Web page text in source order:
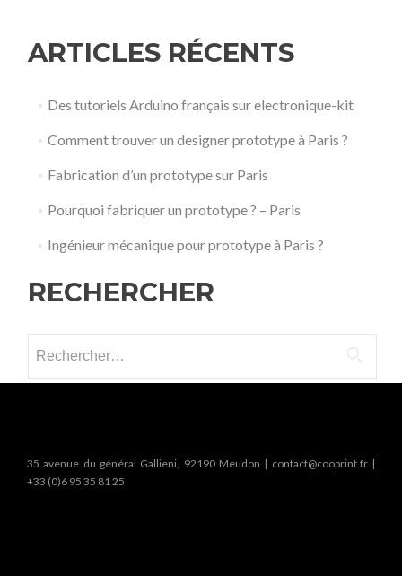
ARTICLES RÉCENTS
Des tutoriels Arduino français sur electronique-kit
Comment trouver un designer prototype à Paris ?
Fabrication d’un prototype sur Paris
Pourquoi fabriquer un prototype ? – Paris
Ingénieur mécanique pour prototype à Paris ?
RECHERCHER
35 avenue du général Gallieni, 92190 Meudon | contact@cooprint.fr |
+33 (0)6 95 35 81 25